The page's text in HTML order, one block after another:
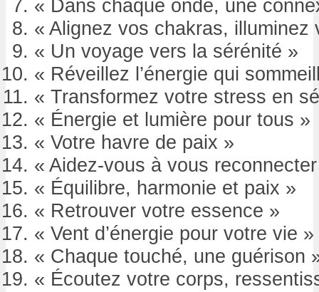
« Dans chaque onde, une
« Alignez vos chakras, illuminez
« Un voyage vers la sérénité »
« Réveillez l’énergie qui
« Transformez votre stress en
« Énergie et lumière pour tous »
« Votre havre de paix »
« Aidez-vous à vous
« Équilibre, harmonie et paix »
« Retrouver votre essence »
« Vent d’énergie pour votre vie »
« Chaque touché, une guérison
« Écoutez votre corps,